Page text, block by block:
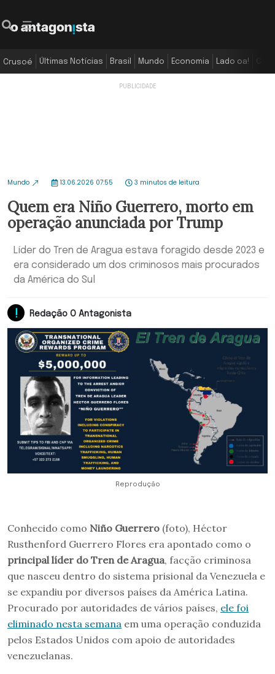
Crusoé Últimas Notícias Brasil Mundo Economia Lado oa!
Mundo 13.06.2026 07:55 3 minutos de leitura
Quem era Niño Guerrero, morto em
operação anunciada por Trump
Líder do Tren de Aragua estava foragido desde 2023 e
era considerado um dos criminosos mais procurados
da América do Sul
Redação O Antagonista
Reprodução
Conhecido como Niño Guerrero (foto), Héctor
Rusthenford Guerrero Flores era apontado como o
principal líder do Tren de Aragua, facção criminosa
que nasceu dentro do sistema prisional da Venezuela e
se expandiu por diversos países da América Latina.
Procurado por autoridades de vários países, ele foi
eliminado nesta semana em uma operação conduzida
pelos Estados Unidos com apoio de autoridades
venezuelanas.